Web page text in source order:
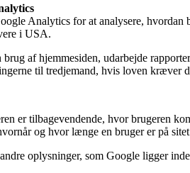
Analytics for at analysere,
i USA.
af hjemmesiden, udarbejde
til tredjemand, hvis loven kræver
er tilbagevendende, hvor brugeren
og hvor længe en bruger er på
oplysninger, som Google ligger